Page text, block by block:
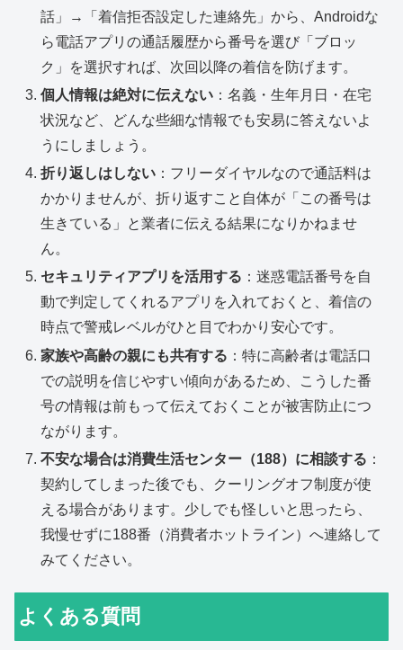
話」→「着信拒否設定した連絡先」から、Androidな
ら電話アプリの通話履歴から番号を選び「ブロッ
ク」を選択すれば、次回以降の着信を防げます。
個人情報は絶対に伝えない ：名義・生年月日・在宅
状況など、どんな些細な情報でも安易に答えないよ
うにしましょう。
折り返しはしない ：フリーダイヤルなので通話料は
かかりませんが、折り返すこと自体が「この番号は
生きている」と業者に伝える結果になりかねませ
ん。
セキュリティアプリを活用する ：迷惑電話番号を自
動で判定してくれるアプリを入れておくと、着信の
時点で警戒レベルがひと目でわかり安心です。
家族や高齢の親にも共有する ：特に高齢者は電話口
での説明を信じやすい傾向があるため、こうした番
号の情報は前もって伝えておくことが被害防止につ
ながります。
不安な場合は消費生活センター（188）に相談する ：
契約してしまった後でも、クーリングオフ制度が使
える場合があります。少しでも怪しいと思ったら、
我慢せずに188番（消費者ホットライン）へ連絡して
みてください。
よくある質問